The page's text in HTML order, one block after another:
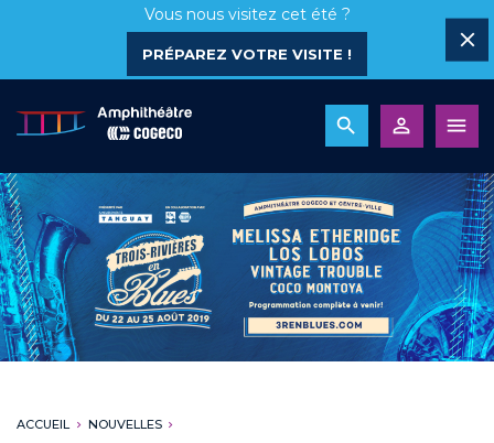
Vous nous visitez cet été ?
PRÉPAREZ VOTRE VISITE !
ACCUEIL NOUVELLES